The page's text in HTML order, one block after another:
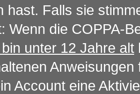
hast. Falls sie
Wenn die COPPA-
unter 12 Jahre alt
Account eine